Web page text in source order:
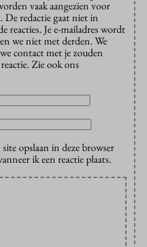
vaak aangezien voor
De redactie gaat niet in
reacties. Je e-mailadres wordt
we niet met derden. We
contact met je zouden
Zie ook ons
opslaan in deze browser
ik een reactie plaats.